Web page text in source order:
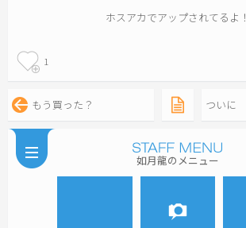
ホスアカでアップされてるよ！
1
もう買った？ ついに
如月龍のメニュー